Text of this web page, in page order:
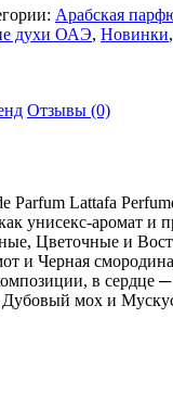
Арабская
духи ОАЭ, Новинки,
Отзывы (0)
Parfum Lattafa
унисекс-аромат и
Цветочные и
и Черная
в сердце
Дубовый мох и